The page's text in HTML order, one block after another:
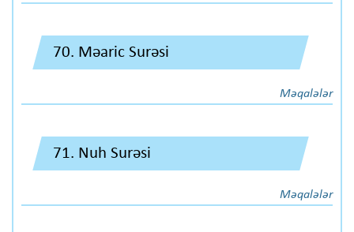
70. Məaric Surəsi
Məqalələr
71. Nuh Surəsi
Məqalələr